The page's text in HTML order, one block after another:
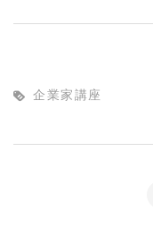
企業家講座